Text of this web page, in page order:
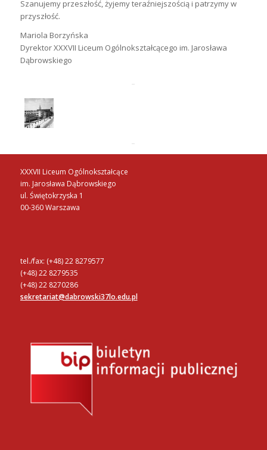
Szanujemy przeszłość, żyjemy teraźniejszością i patrzymy w
przyszłość.
Mariola Borzyńska
Dyrektor XXXVII Liceum Ogólnokształcącego im. Jarosława
Dąbrowskiego
XXXVII Liceum Ogólnokształcące
im. Jarosława Dąbrowskiego
ul. Świętokrzyska 1
00-360 Warszawa
tel./fax: (+48) 22 8279577
(+48) 22 8279535
(+48) 22 8270286
sekretariat@dabrowski37lo.edu.pl